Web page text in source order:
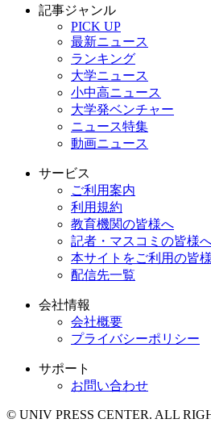
記事ジャンル
PICK UP
最新ニュース
ランキング
大学ニュース
小中高ニュース
大学発ベンチャー
ニュース特集
動画ニュース
サービス
ご利用案内
利用規約
教育機関の皆様へ
記者・マスコミの皆様
本サイトをご利用の皆
配信先一覧
会社情報
会社概要
プライバシーポリシー
サポート
お問い合わせ
© UNIV PRESS CENTER. ALL